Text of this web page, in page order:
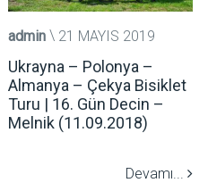
admin 21 MAYIS 2019
Ukrayna – Polonya –
Almanya – Çekya Bisiklet
Turu | 16. Gün Decin –
Melnik (11.09.2018)
Devamı...